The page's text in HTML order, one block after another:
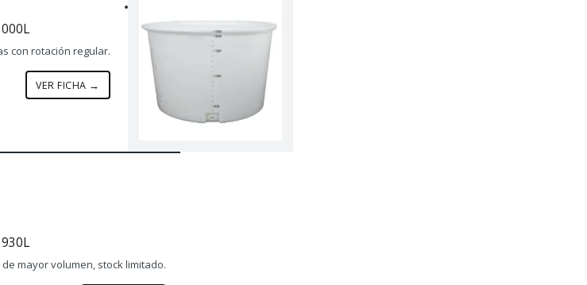
con rotación regular.
VER FICHA →
mayor volumen, stock limitado.